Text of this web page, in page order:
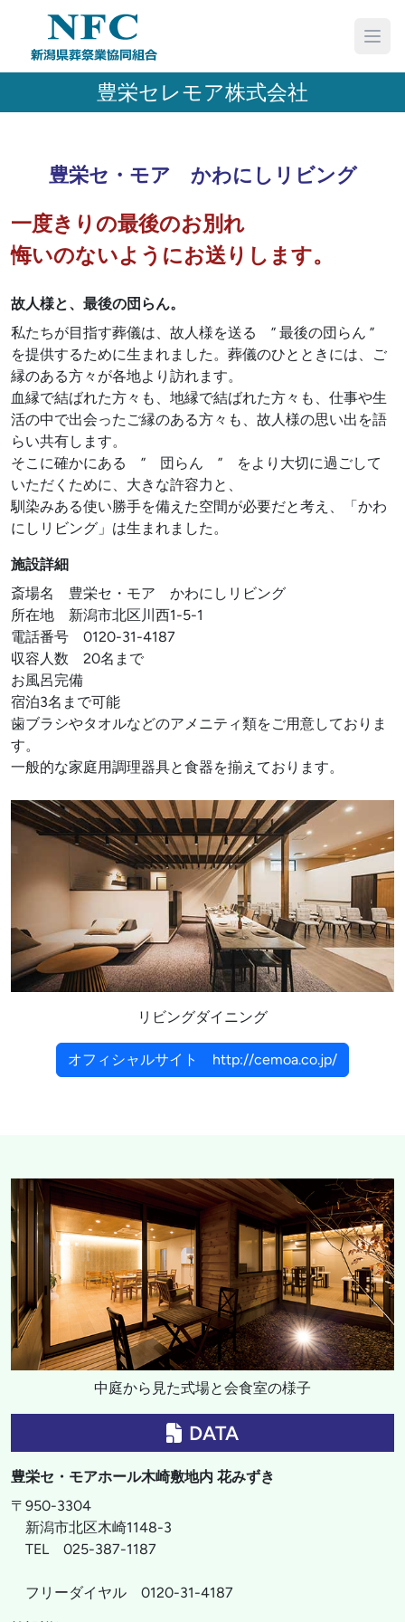
豊栄セレモア株式会社
豊栄セ・モア かわにしリビング
一度きりの最後のお別れ
悔いのないようにお送りします。
故人様と、最後の団らん。
私たちが目指す葬儀は、故人様を送る ” 最後の団らん ”
を提供するために生まれました。葬儀のひとときには、ご
縁のある方々が各地より訪れます。
血縁で結ばれた方々も、地縁で結ばれた方々も、仕事や生
活の中で出会ったご縁のある方々も、故人様の思い出を語
らい共有します。
そこに確かにある ” 団らん ” をより大切に過ごして
いただくために、大きな許容力と、
馴染みある使い勝手を備えた空間が必要だと考え、「かわ
にしリビング」は生まれました。
施設詳細
斎場名 豊栄セ・モア かわにしリビング
所在地 新潟市北区川西1-5-1
電話番号 0120-31-4187
収容人数 20名まで
お風呂完備
宿泊3名まで可能
歯ブラシやタオルなどのアメニティ類をご用意しておりま
す。
一般的な家庭用調理器具と食器を揃えております。
リビングダイニング
オフィシャルサイト http://cemoa.co.jp/
中庭から見た式場と会食室の様子
DATA
豊栄セ・モアホール木崎敷地内 花みずき
〒950-3304
新潟市北区木崎1148-3
TEL 025-387-1187
フリーダイヤル 0120-31-4187